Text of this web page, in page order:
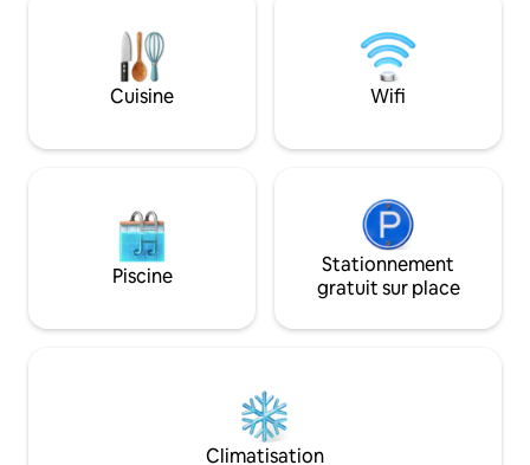
billard. Service de ménage, sécurité,
services de chef cuisinier en journée
disponibles, panneau solaire, batterie,
onduleur, station d'alimentation Plus
plusieurs
panneaux
cas de problème
le soutien du
Cuisine Wifi
Piscine
Stationnement
gratuit sur place
Climatisation